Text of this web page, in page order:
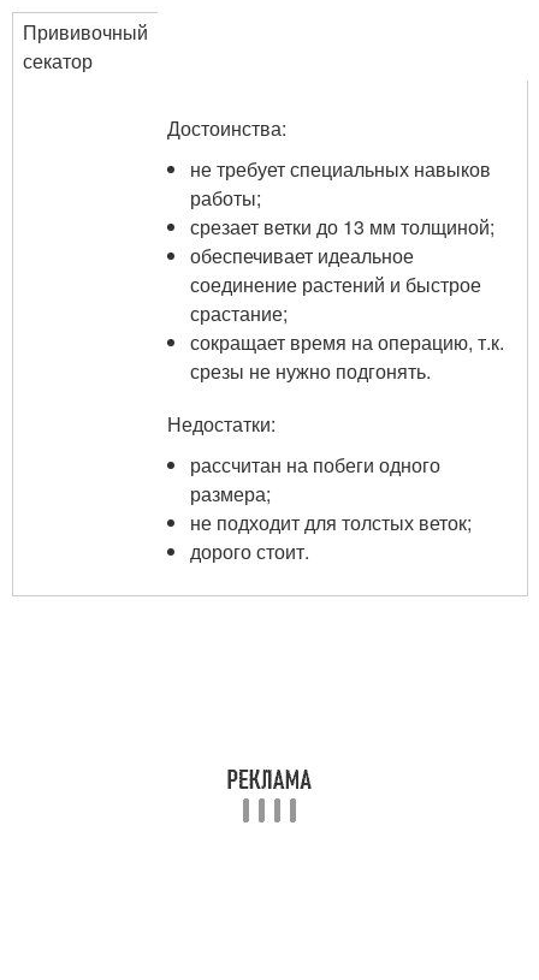
Прививочный
секатор
Достоинства:
не требует специальных навыков
работы;
срезает ветки до 13 мм толщиной;
обеспечивает идеальное
соединение растений и быстрое
срастание;
сокращает время на операцию, т.к.
срезы не нужно подгонять.
Недостатки:
рассчитан на побеги одного
размера;
не подходит для толстых веток;
дорого стоит.